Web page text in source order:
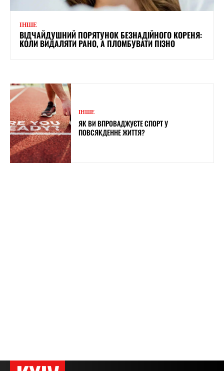
ІНШЕ
ВІДЧАЙДУШНИЙ ПОРЯТУНОК БЕЗНАДІЙНОГО КОРЕНЯ:
КОЛИ ВИДАЛЯТИ РАНО, А ПЛОМБУВАТИ ПІЗНО
ІНШЕ
ЯК ВИ ВПРОВАДЖУЄТЕ СПОРТ У
ПОВСЯКДЕННЕ ЖИТТЯ?